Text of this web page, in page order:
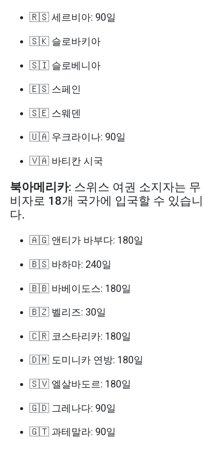
🇷🇸 세르비아: 90일
🇸🇰 슬로바키아
🇸🇮 슬로베니아
🇪🇸 스페인
🇸🇪 스웨덴
🇺🇦 우크라이나: 90일
🇻🇦 바티칸 시국
북아메리카: 스위스 여권 소지자는 무
비자로 18개 국가에 입국할 수 있습니
다.
🇦🇬 앤티가 바부다: 180일
🇧🇸 바하마: 240일
🇧🇧 바베이도스: 180일
🇧🇿 벨리즈: 30일
🇨🇷 코스타리카: 180일
🇩🇲 도미니카 연방: 180일
🇸🇻 엘살바도르: 180일
🇬🇩 그레나다: 90일
🇬🇹 과테말라: 90일